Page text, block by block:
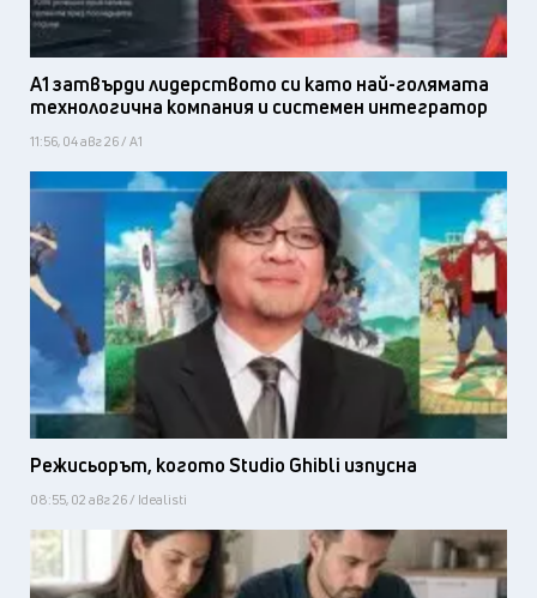
А1 затвърди лидерството си като най-голямата
технологична компания и системен интегратор
11:56, 04 авг 26 / А1
Режисьорът, когото Studio Ghibli изпусна
08:55, 02 авг 26 / Idealisti